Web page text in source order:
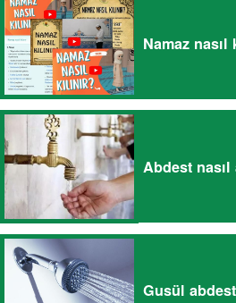
Namaz nasıl
Abdest nasıl
Gusül